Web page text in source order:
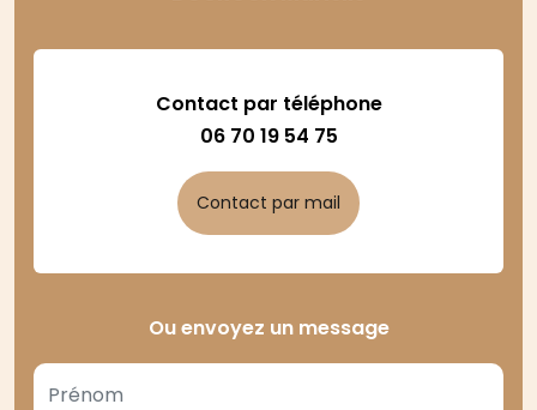
Contact par téléphone
06 70 19 54 75
Contact par mail
Ou envoyez un message